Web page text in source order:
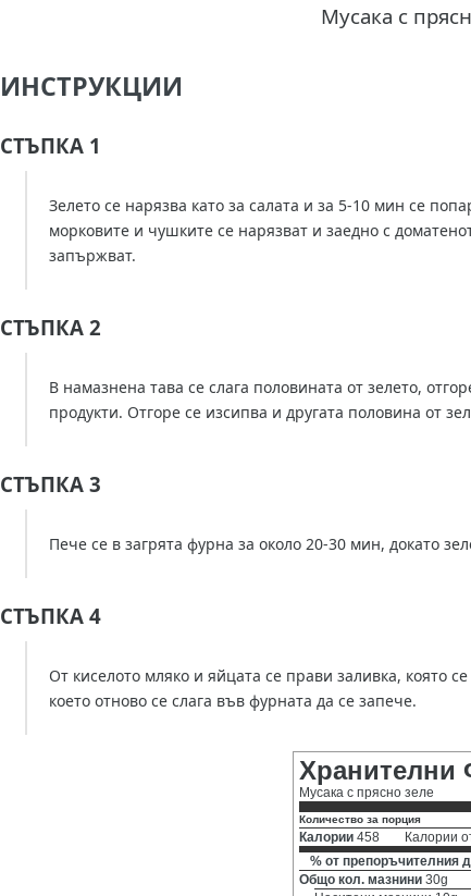
Мусака с
ИНСТРУКЦИИ
СТЪПКА 1
Зелето се нарязва като за салата и за 5-10 мин се
морковите и чушките се нарязват и заедно с
запържват.
СТЪПКА 2
В намазнена тава се слага половината от зелето,
продукти. Отгоре се изсипва и другата половина от
СТЪПКА 3
Пече се в загрята фурна за около 20-30 мин, докато
СТЪПКА 4
От киселото мляко и яйцата се прави заливка, която
което отново се слага във фурната да се запече.
Хранителни
Мусака с прясно зеле
Количество за порция
Калории458
Калории
% от препоръчителния
Общо кол. мазнини30g